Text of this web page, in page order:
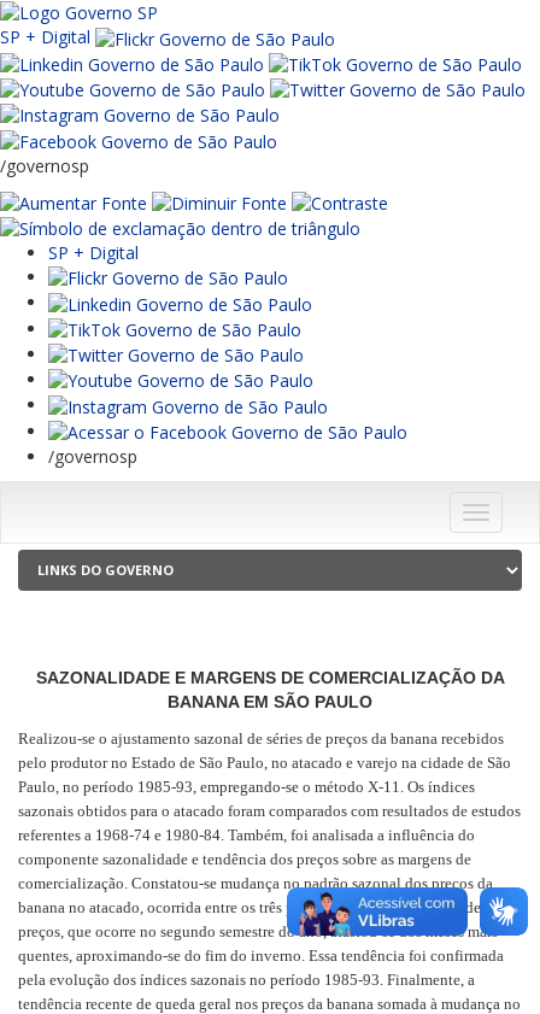
SP + Digital
/governosp
SP + Digital
/governosp
Menu
SAZONALIDADE E MARGENS DE COMERCIALIZAÇÃO DA
BANANA EM SÃO PAULO
Realizou-se o ajustamento sazonal de séries de preços da banana recebidos
pelo produtor no Estado de São Paulo, no atacado e varejo na cidade de São
Paulo, no período 1985-93, empregando-se o método X-11. Os índices
sazonais obtidos para o atacado foram comparados com resultados de estudos
referentes a 1968-74 e 1980-84. Também, foi analisada a influência do
componente sazonalidade e tendência dos preços sobre as margens de
comercialização. Constatou-se mudança no padrão sazonal dos preços da
banana no atacado, ocorrida entre os três períodos estudados. O pico de
preços, que ocorre no segundo semestre do ano, afastou-se dos meses mais
quentes, aproximando-se do fim do inverno. Essa tendência foi confirmada
pela evolução dos índices sazonais no período 1985-93. Finalmente, a
tendência recente de queda geral nos preços da banana somada à mudança no